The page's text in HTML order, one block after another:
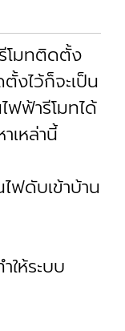
โมทติดตั้ง
งไว้ก็จะเป็น
ฟฟ้ารีโมทได้
เหล่านี้
ฟดับเข้าบ้าน
ให้ระบบ